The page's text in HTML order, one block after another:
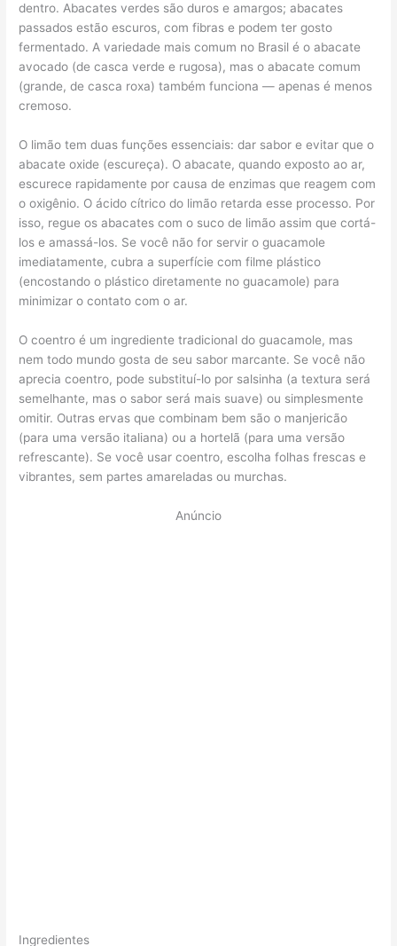
dentro. Abacates verdes são duros e amargos; abacates
passados estão escuros, com fibras e podem ter gosto
fermentado. A variedade mais comum no Brasil é o abacate
avocado (de casca verde e rugosa), mas o abacate comum
(grande, de casca roxa) também funciona — apenas é menos
cremoso.
O limão tem duas funções essenciais: dar sabor e evitar que o
abacate oxide (escureça). O abacate, quando exposto ao ar,
escurece rapidamente por causa de enzimas que reagem com
o oxigênio. O ácido cítrico do limão retarda esse processo. Por
isso, regue os abacates com o suco de limão assim que cortá-
los e amassá-los. Se você não for servir o guacamole
imediatamente, cubra a superfície com filme plástico
(encostando o plástico diretamente no guacamole) para
minimizar o contato com o ar.
O coentro é um ingrediente tradicional do guacamole, mas
nem todo mundo gosta de seu sabor marcante. Se você não
aprecia coentro, pode substituí-lo por salsinha (a textura será
semelhante, mas o sabor será mais suave) ou simplesmente
omitir. Outras ervas que combinam bem são o manjericão
(para uma versão italiana) ou a hortelã (para uma versão
refrescante). Se você usar coentro, escolha folhas frescas e
vibrantes, sem partes amareladas ou murchas.
Anúncio
Ingredientes